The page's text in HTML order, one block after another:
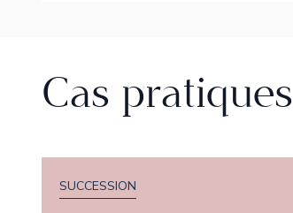
Cas pratiques
SUCCESSION